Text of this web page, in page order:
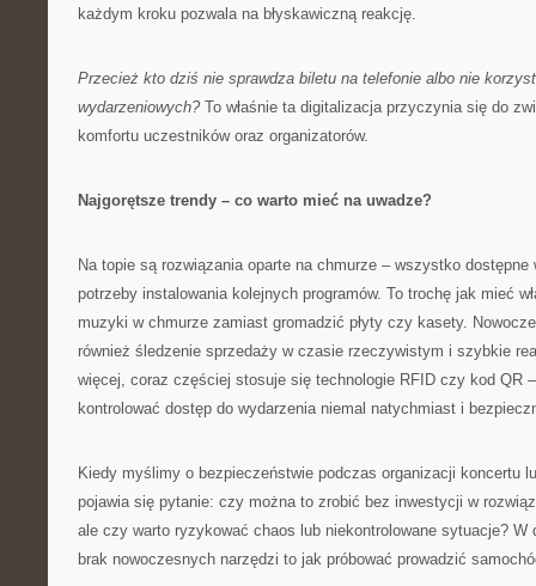
każdym kroku pozwala na błyskawiczną reakcję.
Przecież kto dziś nie sprawdza biletu na telefonie albo nie
wydarzeniowych? To właśnie ta digitalizacja przyczynia się do
komfortu uczestników oraz organizatorów.
Najgorętsze trendy – co warto mieć na uwadze?
Na topie są rozwiązania oparte na chmurze – wszystko
potrzeby instalowania kolejnych programów. To trochę jak mieć
muzyki w chmurze zamiast gromadzić płyty czy kasety.
również śledzenie sprzedaży w czasie rzeczywistym i szybkie
więcej, coraz częściej stosuje się technologie RFID czy kod QR
kontrolować dostęp do wydarzenia niemal natychmiast i
Kiedy myślimy o bezpieczeństwie podczas organizacji koncertu
pojawia się pytanie: czy można to zrobić bez inwestycji w
ale czy warto ryzykować chaos lub niekontrolowane sytuacje? W
brak nowoczesnych narzędzi to jak próbować prowadzić